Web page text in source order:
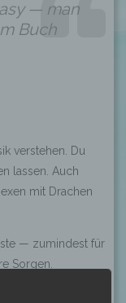
— man
Buch
verstehen. Du
lassen. Auch
mit Drachen
— zumindest für
Sorgen.
werten nicht.